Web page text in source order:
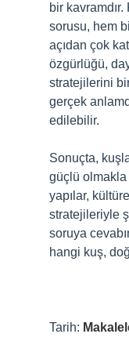
bir
sorusu, hem
açıdan çok
özgürlüğü,
stratejilerini
gerçek
edilebilir.
Sonuçta,
güçlü olmakla
yapılar,
stratejileriyle
soruya
hangi kuş,
Tarih: